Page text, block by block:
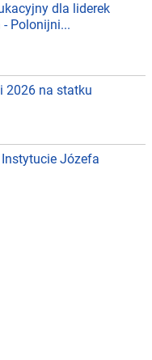
dla liderek
Polonijni...
2026 na statku
Józefa